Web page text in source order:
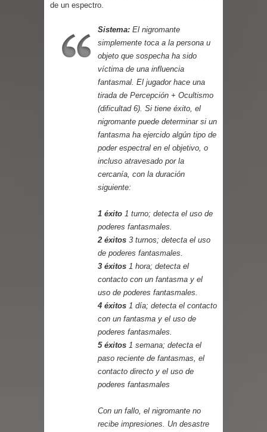
de un espectro.
Sistema: El nigromante
simplemente toca a la persona u
objeto que sospecha ha sido
víctima de una influencia
fantasmal. El jugador hace una
tirada de Percepción + Ocultismo
(dificultad 6). Si tiene éxito, el
nigromante puede determinar si un
fantasma ha ejercido algún tipo de
poder espectral en el objetivo, o
incluso atravesado por la
cercanía, con la duración
siguiente:
1 éxito 1 turno; detecta el uso de
poderes fantasmales.
2 éxitos 3 turnos; detecta el uso
de poderes fantasmales.
3 éxitos 1 hora; detecta el
contacto con un fantasma y el
uso de poderes fantasmales.
4 éxitos 1 día; detecta el contacto
con un fantasma y el uso de
poderes fantasmales.
5 éxitos 1 semana; detecta el
paso reciente de fantasmas, el
contacto directo y el uso de
poderes fantasmales
Con un fallo, el nigromante no
recibe impresiones. Un desastre